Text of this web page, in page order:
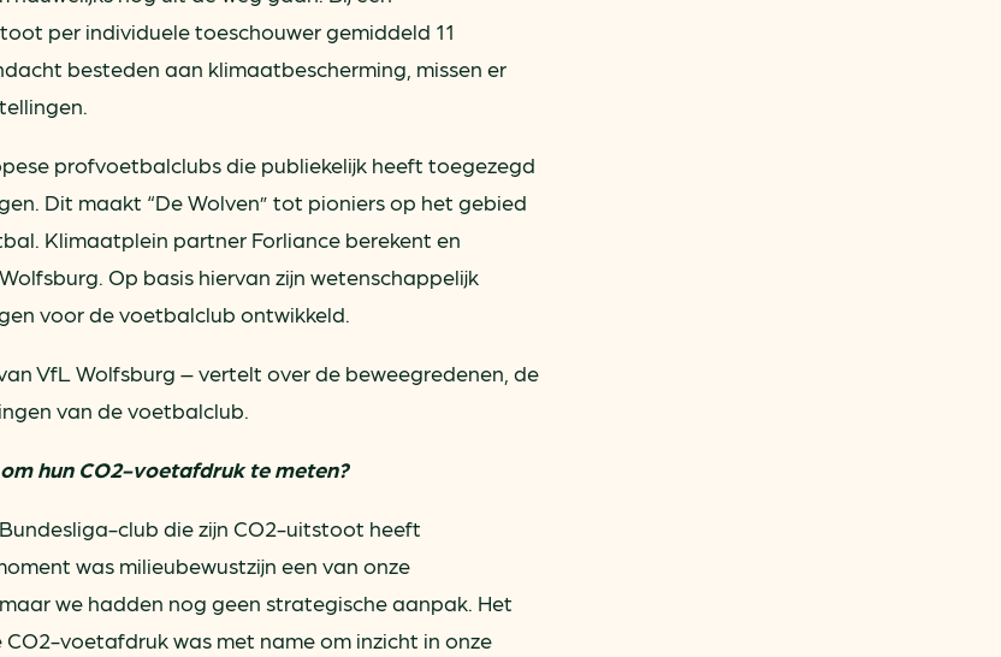
per individuele toeschouwer gemiddeld 11
besteden aan klimaatbescherming, missen er
profvoetbalclubs die publiekelijk heeft toegezegd
Dit maakt “De Wolven” tot pioniers op het gebied
Klimaatplein partner Forliance berekent en
Op basis hiervan zijn wetenschappelijk
voor de voetbalclub ontwikkeld.
VfL Wolfsburg – vertelt over de beweegredenen, de
van de voetbalclub.
hun CO2-voetafdruk te meten?
club die zijn CO2-uitstoot heeft
was milieubewustzijn een van onze
we hadden nog geen strategische aanpak. Het
voetafdruk was met name om inzicht in onze